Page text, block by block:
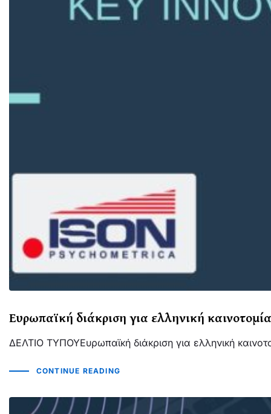
Ευρωπαϊκή διάκριση για ελληνική
ΔΕΛΤΙΟ ΤΥΠΟΥΕυρωπαϊκή διάκριση για ελληνική
CONTINUE READING